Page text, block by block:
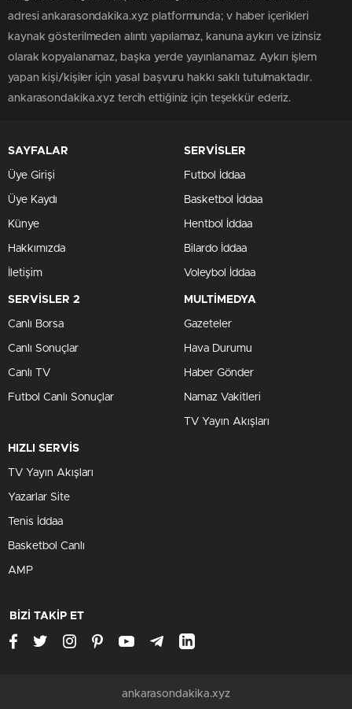
adresi ankarasondakika.xyz platformunda; v haber içerikleri
kaynak gösterilmeden alıntı yapılamaz, kanuna aykırı ve izinsiz
olarak kopyalanamaz, başka yerde yayınlanamaz. Aykırı işlem
yapan kişi/kişiler için yasal başvuru hakkı saklı tutulmaktadır.
ankarasondakika.xyz tercih ettiğiniz için teşekkür ederiz.
SAYFALAR
Üye Girişi
Üye Kaydı
Künye
Hakkımızda
İletişim
SERVİSLER
Futbol İddaa
Basketbol İddaa
Hentbol İddaa
Bilardo İddaa
Voleybol İddaa
SERVİSLER 2
Canlı Borsa
Canlı Sonuçlar
Canlı TV
Futbol Canlı Sonuçlar
MULTİMEDYA
Gazeteler
Hava Durumu
Haber Gönder
Namaz Vakitleri
TV Yayın Akışları
HIZLI SERVİS
TV Yayın Akışları
Yazarlar Site
Tenis İddaa
Basketbol Canlı
AMP
BİZİ TAKİP ET
ankarasondakika.xyz